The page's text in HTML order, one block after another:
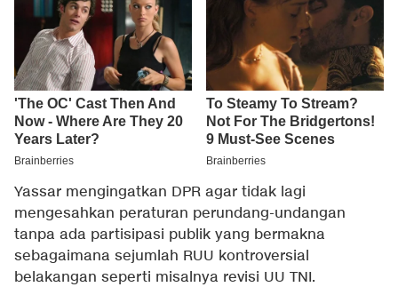
Yassar mengingatkan DPR agar tidak lagi
mengesahkan peraturan perundang-undangan
tanpa ada partisipasi publik yang bermakna
sebagaimana sejumlah RUU kontroversial
belakangan seperti misalnya revisi UU TNI.